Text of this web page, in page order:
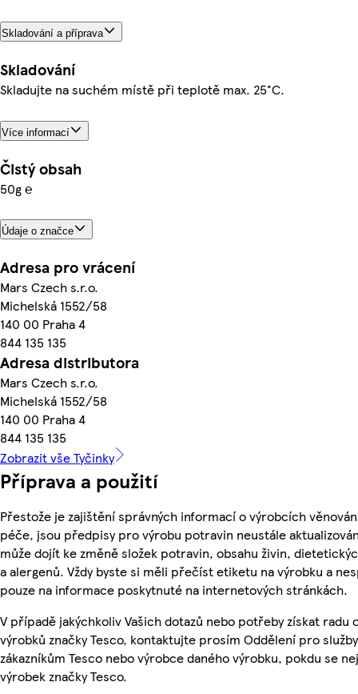
Skladování a příprava
Skladování
Skladujte na suchém místě při teplotě max. 25°C.
Více informací
Čistý obsah
50g ℮
Údaje o značce
Adresa pro vrácení
Mars Czech s.r.o.
Michelská 1552/58
140 00 Praha 4
844 135 135
Adresa distributora
Mars Czech s.r.o.
Michelská 1552/58
140 00 Praha 4
844 135 135
Zobrazit vše Tyčinky
Příprava a použití
Přestože je zajištění správných informací o výrobcích
péče, jsou předpisy pro výrobu potravin neustále
může dojít ke změně složek potravin, obsahu živin,
a alergenů. Vždy byste si měli přečíst etiketu na výrobku a
pouze na informace poskytnuté na internetových stránkách.
V případě jakýchkoliv Vašich dotazů nebo potřeby získat radu
výrobků značky Tesco, kontaktujte prosím Oddělení pro služby
zákazníkům Tesco nebo výrobce daného výrobku, pokdu se
výrobek značky Tesco.